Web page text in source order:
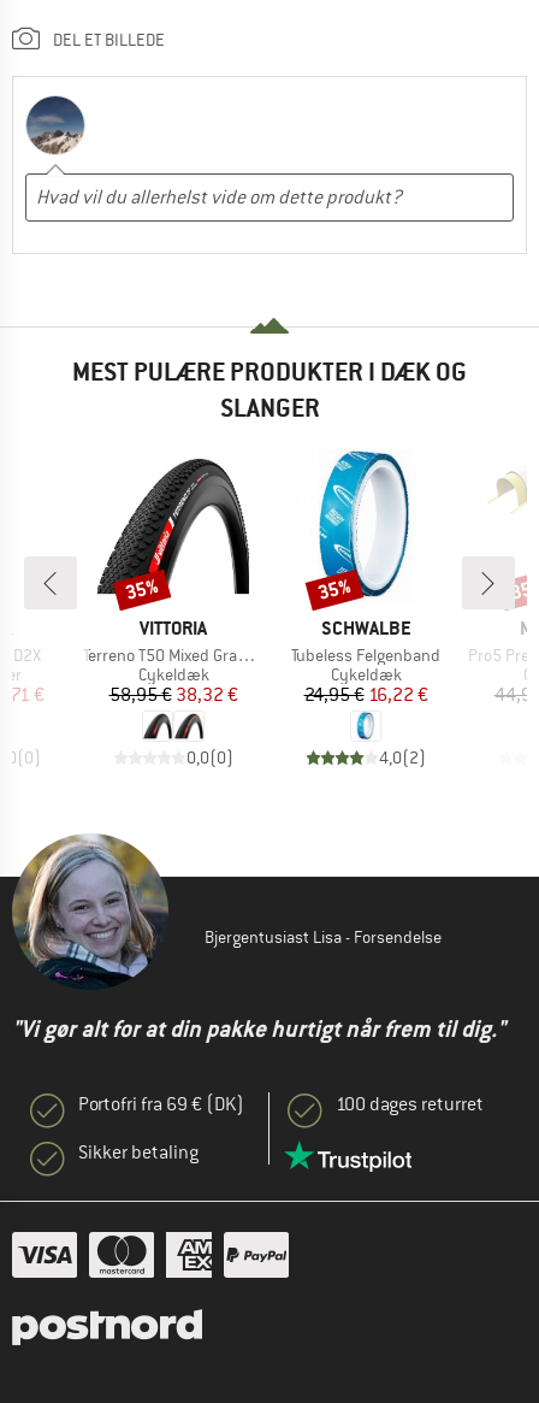
DEL ET BILLEDE
MEST PULÆRE PRODUKTER I DÆK OG
SLANGER
D2X
pris
€
(0)
MÆRKE
VITTORIA
Artikel
Terreno T50 Mixed Gravel End. 28''(45-622) Fold.
Produktgruppe
Cykeldæk
Pris
58,95 €Nedsat pris
38,32 €
0,0(0)
Rabat
35%
MÆRKE
SCHWALBE
Artikel
Tubeless Felgenband
Produktgruppe
Cykeldæk
Pris
24,95 €Nedsat pris
16,22 €
4,0(2)
Rabat
35%
Artikel
Pro5 Premium
Bjergentusiast Lisa - Forsendelse
"Vi gør alt for at din pakke hurtigt når frem til dig."
Portofri fra 69 € (DK)
Sikker betaling
100 dages returret